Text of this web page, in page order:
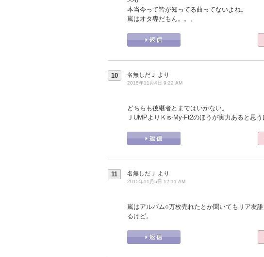
本当今って皆が知ってる曲ってないよね。
嵐はオタ専だもん。。。
10 名無しだＪ より
2015年11月4日 9:22 AM
どちらも後継者とまではいかない。
ＪUMPよりＫis-My-Ft2のほうが実力あると思う
11 名無しだＪ より
2015年11月5日 12:11 AM
嵐はアルバム○万枚売れたとか聞いてもリア友
るけど。